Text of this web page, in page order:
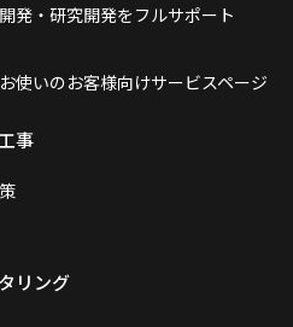
発・研究開発をフルサポート
使いのお客様向けサービスページ
事
リング